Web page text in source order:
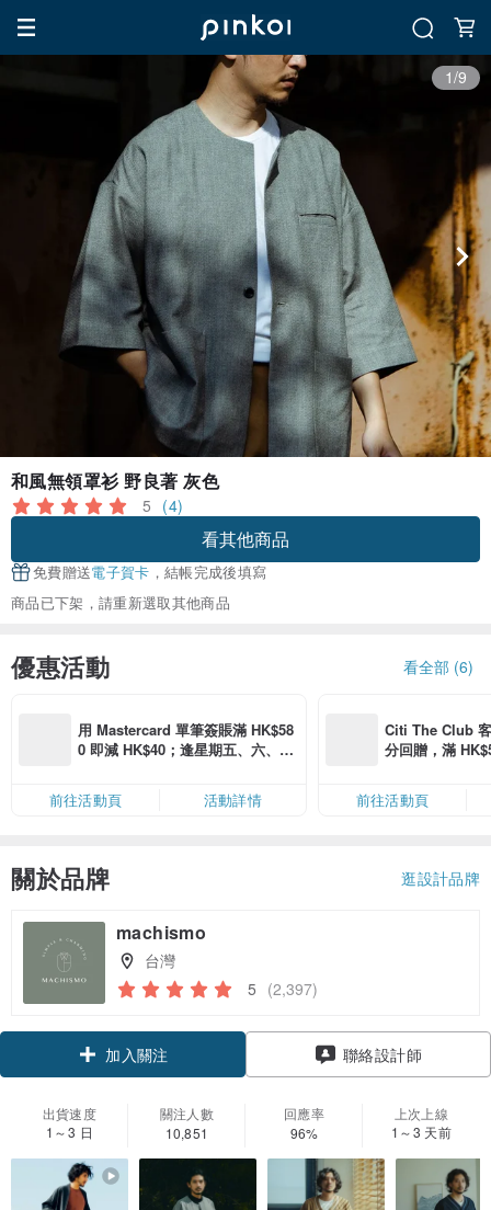
1/9
和風無領罩衫 野良著 灰色
5 (4)
看其他商品
免費贈送電子賀卡 ，結帳完成後填寫
商品已下架，請重新選取其他商品
優惠活動 看全部 (6)
用 Mastercard 單筆簽賬滿 HK$58
0 即減 HK$40；逢星期五、六、日
限，額滿即止，僅限「常用信用
卡」結帳）
前往活動頁 活動詳情
Citi The Club
分回贈，滿
前往活動頁
關於品牌 逛設計品牌
machismo
台灣
5 (2,397)
領優惠券
加入關注
聯絡設計師
出貨速度
1～3 日
關注人數
10,851
回應率
96%
上次上線
1～3 天前